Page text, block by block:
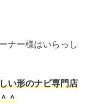
ナー様はいらっし
い形のナビ専門店
＾